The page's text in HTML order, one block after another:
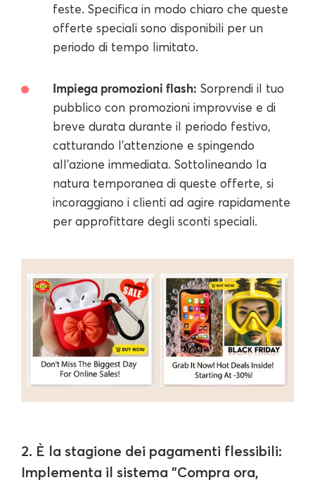
feste. Specifica in modo chiaro che queste
offerte speciali sono disponibili per un
periodo di tempo limitato.
Impiega promozioni flash: Sorprendi il tuo
pubblico con promozioni improvvise e di
breve durata durante il periodo festivo,
catturando l'attenzione e spingendo
all'azione immediata. Sottolineando la
natura temporanea di queste offerte, si
incoraggiano i clienti ad agire rapidamente
per approfittare degli sconti speciali.
2. È la stagione dei pagamenti flessibili:
Implementa il sistema "Compra ora,